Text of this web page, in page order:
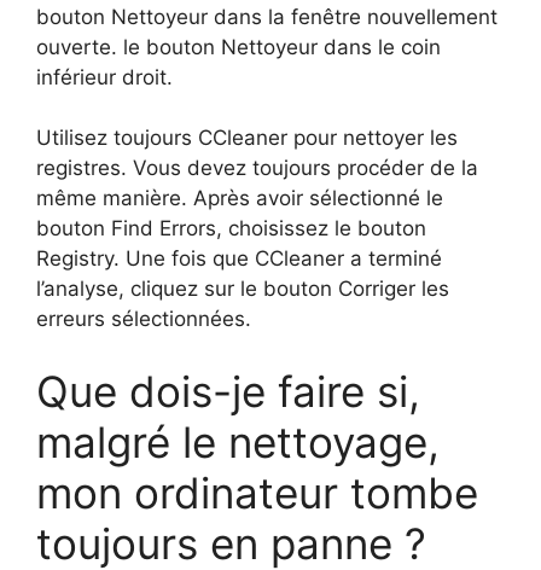
bouton Nettoyeur dans la fenêtre nouvellement
ouverte. le bouton Nettoyeur dans le coin
inférieur droit.
Utilisez toujours CCleaner pour nettoyer les
registres. Vous devez toujours procéder de la
même manière. Après avoir sélectionné le
bouton Find Errors, choisissez le bouton
Registry. Une fois que CCleaner a terminé
l’analyse, cliquez sur le bouton Corriger les
erreurs sélectionnées.
Que dois-je faire si,
malgré le nettoyage,
mon ordinateur tombe
toujours en panne ?